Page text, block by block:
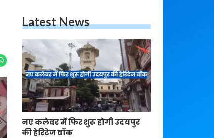
Latest News
नए कलेवर में फिर शुरू होगी उदयपुर
की हेरिटेज वॉक